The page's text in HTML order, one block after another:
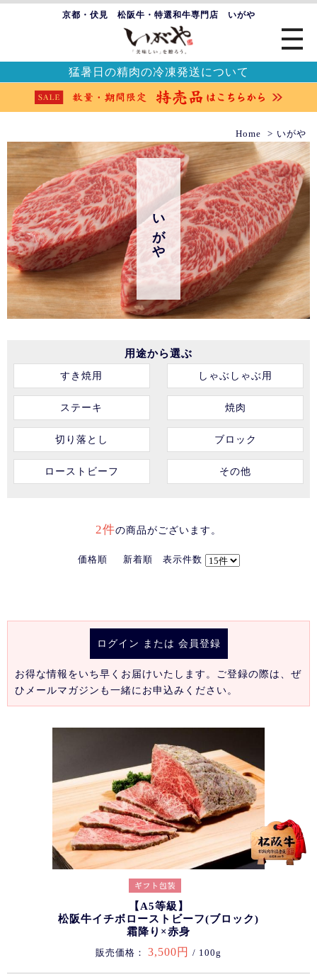
京都・伏見 松阪牛・特選和牛専門店 いがや
猛暑日の精肉の冷凍発送について
Home いがや
いがや
用途から選ぶ
すき焼用
しゃぶしゃぶ用
ステーキ 焼肉
切り落とし ブロック
ローストビーフ その他
2件の商品がございます。
価格順 新着順 表示件数
ログイン または 会員登録
お得な情報をいち早くお届けいたします。ご登録の際は、ぜ
ひメールマガジンも一緒にお申込みください。
【A5等級】
松阪牛イチボローストビーフ(ブロック)
霜降り×赤身
販売価格： 3,500円 / 100g